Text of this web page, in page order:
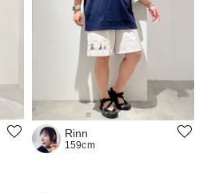
Rinn
159cm